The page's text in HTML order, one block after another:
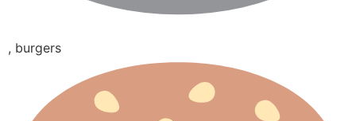
, burgers